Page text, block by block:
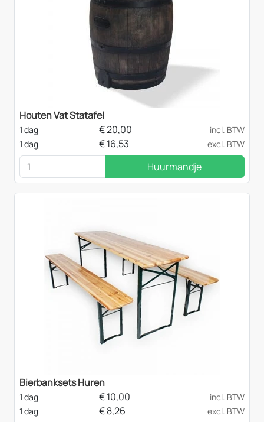
Houten Vat Statafel
1 dag €20,00
incl. BTW
1 dag
€16,53 excl. BTW
Huurmandje
Bierbanksets Huren
1 dag €10,00
incl. BTW
1 dag
€8,26 excl. BTW